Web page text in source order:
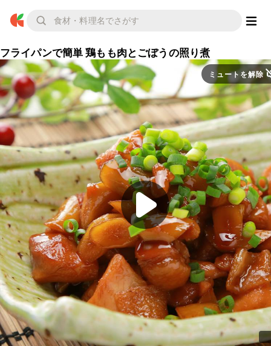
フライパンで簡単 鶏もも肉とごぼうの照り煮
ミュートを解除